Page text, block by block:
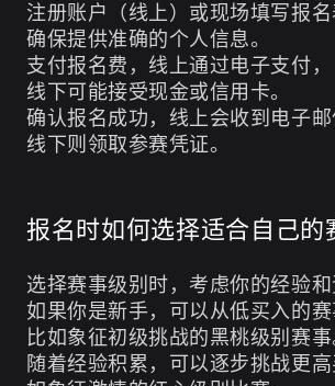
注册账户（线上）或现场填写报名
确保提供准确的个人信息。
支付报名费，线上通过电子支付，
线下可能接受现金或信用卡。
确认报名成功，线上会收到电子邮
线下则领取参赛凭证。
报名时如何选择适合自己的
选择赛事级别时，考虑你的经验和
如果你是新手，可以从低买入的赛
比如象征初级挑战的黑桃级别赛事
随着经验积累，可以逐步挑战更高